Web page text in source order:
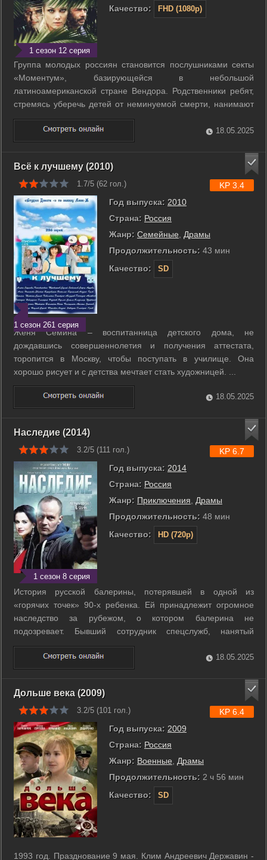
1 сезон 12 серия
Качество:
FHD (1080p)
Группа молодых россиян становится послушниками секты
«Моментум», базирующейся в небольшой
латиноамериканской стране Вендора. Родственники ребят,
стремясь уберечь детей от неминуемой смерти, нанимают
профессионального военного. Полностью доверившись ему,
прибывают в Вендору. Однако вскоре становится ясно, что у
нанятого профессионала есть свои ...
18.05.2025
Всё к лучшему (2010)
1.7/5 (62 гол.)
1 сезон 261 серия
Год выпуска: 2010
Страна: Россия
Жанр: Семейные
Драмы
Продолжительность: 43 мин
Качество:
SD
KP 3.4
Женя Сёмина – воспитанница детского дома, не
дождавшись совершеннолетия и получения аттестата,
торопится в Москву, чтобы поступать в училище. Она
хорошо рисует и с детства мечтает стать художницей. ...
18.05.2025
Наследие (2014)
3.2/5 (111 гол.)
1 сезон 8 серия
Год выпуска: 2014
Страна: Россия
Жанр: Приключения
Драмы
Продолжительность: 48 мин
Качество:
HD (720p)
KP 6.7
История русской балерины, потерявшей в одной из
«горячих точек» 90-х ребенка. Ей принадлежит огромное
наследство за рубежом, о котором балерина не
подозревает. Бывший сотрудник спецслужб, нанятый
преступниками, с целью похитить у балерины наследство,
неожиданно обнаруживает, что ее дочь жива. А самого
преступника связывают с балериной ...
18.05.2025
Дольше века (2009)
3.2/5 (101 гол.)
Год выпуска: 2009
Страна: Россия
Жанр: Военные, Драмы
Продолжительность: 2 ч 56 мин
Качество:
SD
KP 6.4
1993 год. Празднование 9 мая. Клим Андреевич Державин -